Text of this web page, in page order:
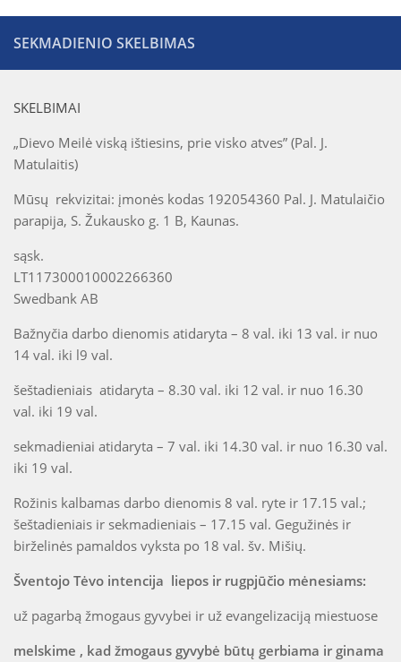
SEKMADIENIO SKELBIMAS
SKELBIMAI
„Dievo Meilė viską ištiesins, prie visko atves” (Pal. J.
Matulaitis)
Mūsų rekvizitai: įmonės kodas 192054360 Pal. J. Matulaičio
parapija, S. Žukausko g. 1 B, Kaunas.
sąsk.
LT117300010002266360
Swedbank AB
Bažnyčia darbo dienomis atidaryta – 8 val. iki 13 val. ir nuo
14 val. iki l9 val.
šeštadieniais atidaryta – 8.30 val. iki 12 val. ir nuo 16.30
val. iki 19 val.
sekmadieniai atidaryta – 7 val. iki 14.30 val. ir nuo 16.30 val.
iki 19 val.
Rožinis kalbamas darbo dienomis 8 val. ryte ir 17.15 val.;
šeštadieniais ir sekmadieniais – 17.15 val. Gegužinės ir
birželinės pamaldos vyksta po 18 val. šv. Mišių.
Šventojo Tėvo intencija liepos ir rugpjūčio mėnesiams:
už pagarbą žmogaus gyvybei ir už evangelizaciją miestuose
melskime , kad žmogaus gyvybė būtų gerbiama ir ginama